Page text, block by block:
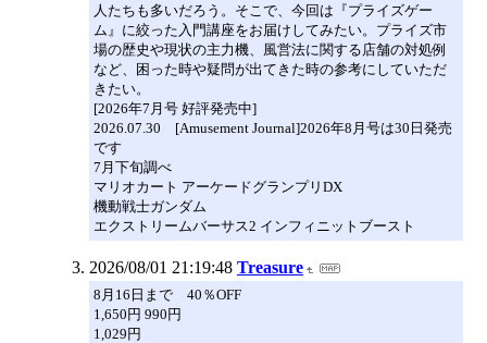
人たちも多いだろう。そこで、今回は『プライズゲー
ム』に絞った入門講座をお届けしてみたい。プライズ市
場の歴史や現状の主力機、風営法に関する店舗の対処例
など、困った時や疑問が出てきた時の参考にしていただ
きたい。
[2026年7月号 好評発売中]
2026.07.30 [Amusement Journal]2026年8月号は30日発売
です
7月下旬調べ
マリオカート アーケードグランプリDX
機動戦士ガンダム
エクストリームバーサス2 インフィニットブースト
2026/08/01 21:19:48 Treasure
8月16日まで 40％OFF
1,650円 990円
1,029円